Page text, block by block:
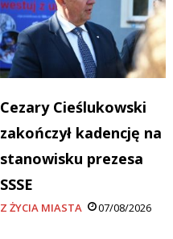
Cezary Cieślukowski
zakończył kadencję na
stanowisku prezesa
SSSE
Z ŻYCIA MIASTA 07/08/2026